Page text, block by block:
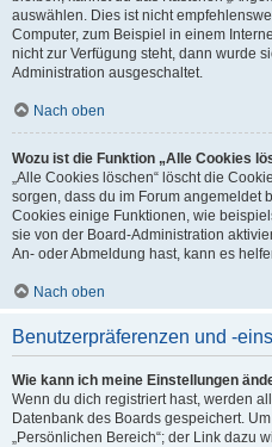
auswählen. Dies ist nicht
Computer, zum Beispiel in einem
nicht zur Verfügung steht, dann wurde
Administration ausgeschaltet.
Nach oben
Wozu ist die Funktion „Alle Cookies
„Alle Cookies löschen“ löscht die
sorgen, dass du im Forum angemeldet
Cookies einige Funktionen, wie
sie von der Board-Administration
An- oder Abmeldung hast, kann es
Nach oben
Benutzerpräferenzen und -
Wie kann ich meine Einstellungen
Wenn du dich registriert hast, werden
Datenbank des Boards gespeichert.
„Persönlichen Bereich“; der Link dazu